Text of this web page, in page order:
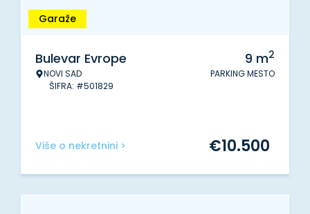
Garaže
Bulevar Evrope
NOVI SAD
ŠIFRA: #501829
9 m2
PARKING MESTO
Više o nekretnini > €10.500